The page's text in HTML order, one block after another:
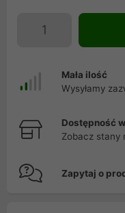
Mała ilość
Wysyłamy
Dostępność
Zobacz stany
Zapytaj o